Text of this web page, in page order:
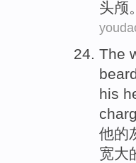
头颅。
The
his
他的
宽大